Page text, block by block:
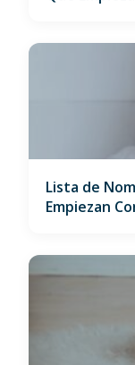
Lista de
Empiezan